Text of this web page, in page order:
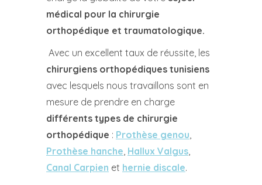
médical pour la chirurgie
orthopédique et traumatologique.
Avec un excellent taux de réussite, les
chirurgiens orthopédiques tunisiens
avec lesquels nous travaillons sont en
mesure de prendre en charge
différents types de chirurgie
orthopédique : Prothèse genou,
Prothèse hanche, Hallux Valgus,
Canal Carpien et hernie discale.